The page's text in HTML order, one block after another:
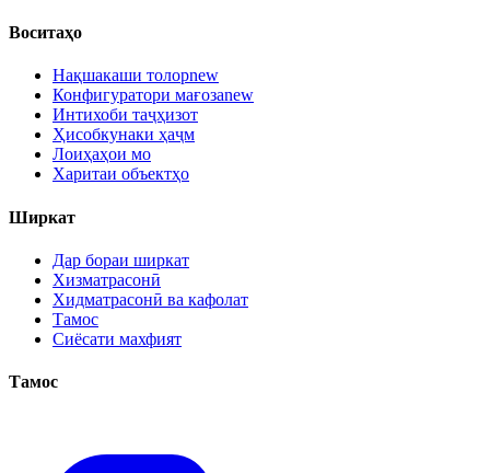
Воситаҳо
Нақшакаши толорnew
Конфигуратори мағозаnew
Интихоби таҷҳизот
Ҳисобкунаки ҳаҷм
Лоиҳаҳои мо
Харитаи объектҳо
Ширкат
Дар бораи ширкат
Хизматрасонӣ
Хидматрасонӣ ва кафолат
Тамос
Сиёсати махфият
Тамос